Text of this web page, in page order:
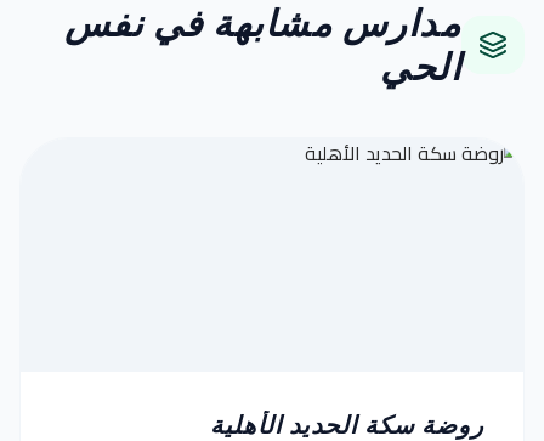
مدارس مشابهة في نفس
الحي
روضة سكة الحديد الأهلية